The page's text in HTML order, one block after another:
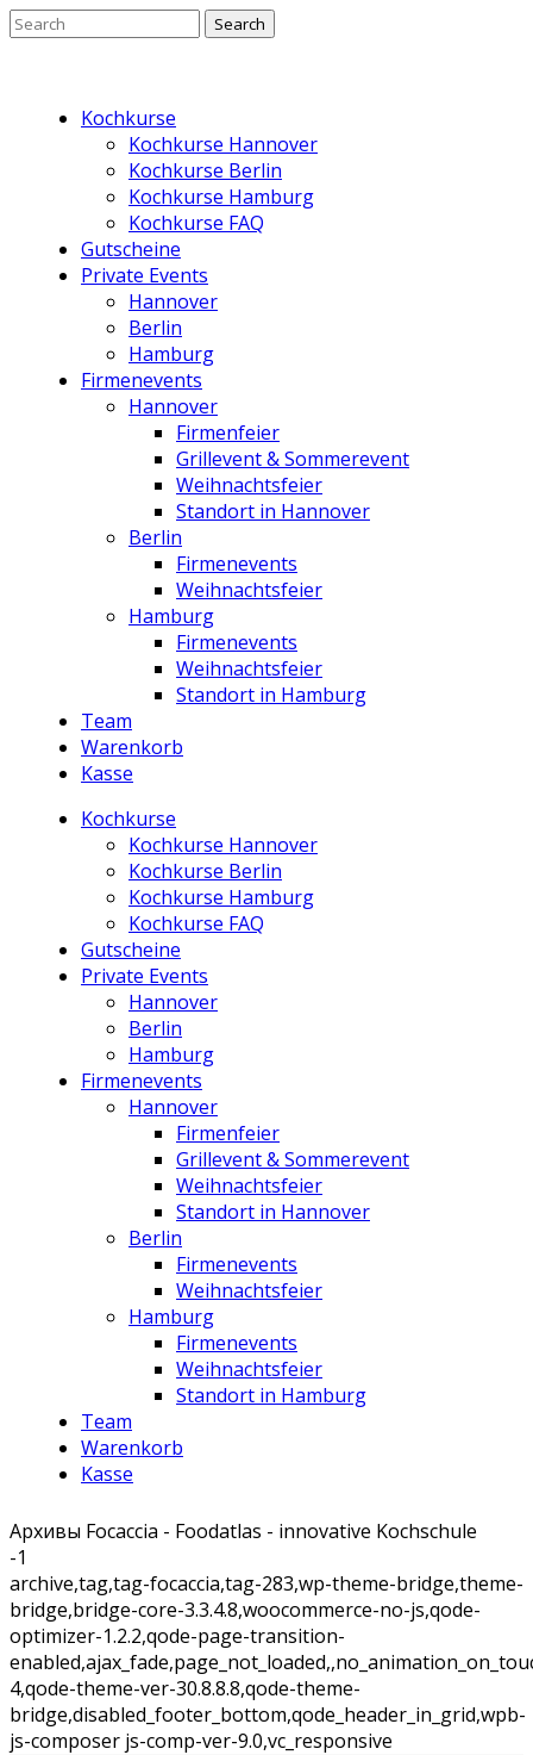
Kochkurse
Kochkurse Hannover
Kochkurse Berlin
Kochkurse Hamburg
Kochkurse FAQ
Gutscheine
Private Events
Hannover
Berlin
Hamburg
Firmenevents
Hannover
Firmenfeier
Grillevent & Sommerevent
Weihnachtsfeier
Standort in Hannover
Berlin
Firmenevents
Weihnachtsfeier
Hamburg
Firmenevents
Weihnachtsfeier
Standort in Hamburg
Team
Warenkorb
Kasse
Kochkurse
Kochkurse Hannover
Kochkurse Berlin
Kochkurse Hamburg
Kochkurse FAQ
Gutscheine
Private Events
Hannover
Berlin
Hamburg
Firmenevents
Hannover
Firmenfeier
Grillevent & Sommerevent
Weihnachtsfeier
Standort in Hannover
Berlin
Firmenevents
Weihnachtsfeier
Hamburg
Firmenevents
Weihnachtsfeier
Standort in Hamburg
Team
Warenkorb
Kasse
Архивы Focaccia - Foodatlas - innovative Kochschule
-1
archive,tag,tag-focaccia,tag-283,wp-theme-bridge,theme-
bridge,bridge-core-3.3.4.8,woocommerce-no-js,qode-
optimizer-1.2.2,qode-page-transition-
4,qode-theme-ver-30.8.8.8,qode-theme-
bridge,disabled_footer_bottom,qode_header_in_grid,wpb-
js-composer js-comp-ver-9.0,vc_responsive